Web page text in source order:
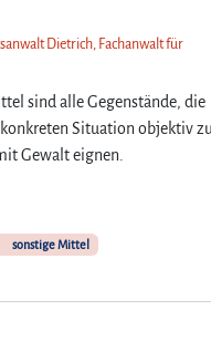
Dietrich, Fachanwalt für
sind alle Gegenstände, die
Situation objektiv
Gewalt eignen.
sonstige Mittel